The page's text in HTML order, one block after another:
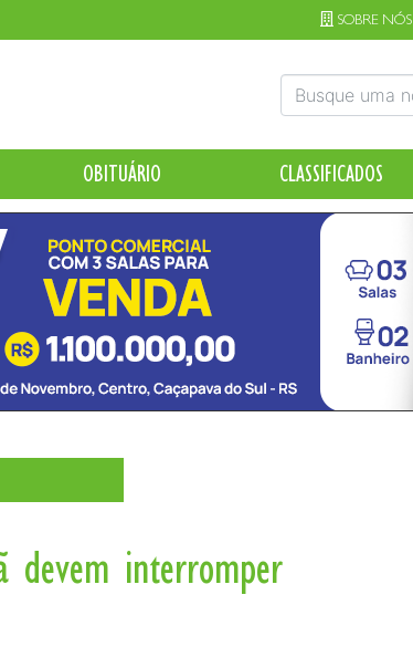
SOBRE NÓS
OBITUÁRIO CLASSIFICADOS
interromper